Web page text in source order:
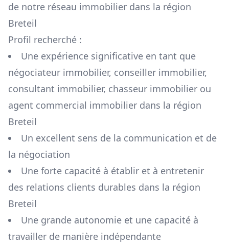
de notre réseau immobilier dans la région
Breteil
Profil recherché :
Une expérience significative en tant que
négociateur immobilier, conseiller immobilier,
consultant immobilier, chasseur immobilier ou
agent commercial immobilier dans la région
Breteil
Un excellent sens de la communication et de
la négociation
Une forte capacité à établir et à entretenir
des relations clients durables dans la région
Breteil
Une grande autonomie et une capacité à
travailler de manière indépendante